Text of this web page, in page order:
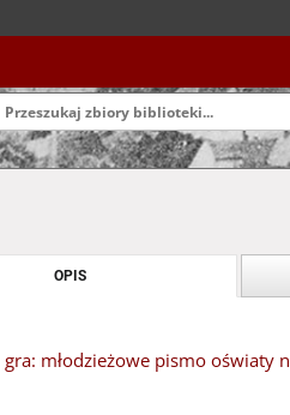
OPIS
młodzieżowe pismo oświaty